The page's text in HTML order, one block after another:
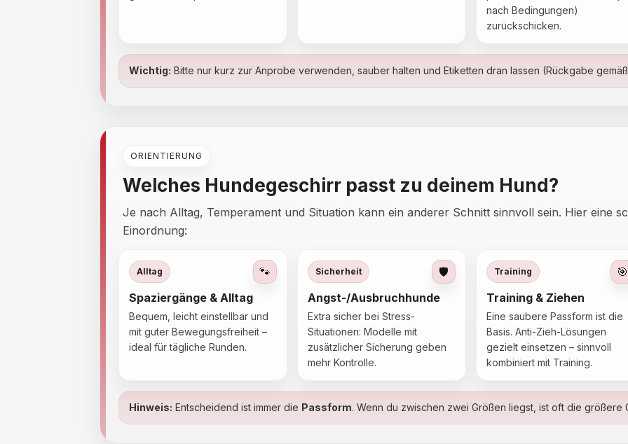
nach Bedingungen)
zurückschicken.
Wichtig: Bitte nur kurz zur Anprobe verwenden, sauber halten und Etiketten dran lassen (Rückgabe
ORIENTIERUNG
Welches Hundegeschirr passt zu deinem Hund?
Je nach Alltag, Temperament und Situation kann ein anderer Schnitt sinnvoll sein. Hier eine
Einordnung:
Alltag
🐾
Spaziergänge & Alltag
Bequem, leicht einstellbar und
mit guter Bewegungsfreiheit –
ideal für tägliche Runden.
Sicherheit
🛡️
Angst-/Ausbruchhunde
Extra sicher bei Stress-
Situationen: Modelle mit
zusätzlicher Sicherung geben
mehr Kontrolle.
Training
🎯
Training & Ziehen
Eine saubere Passform ist die
Basis. Anti-Zieh-Lösungen
gezielt einsetzen – sinnvoll
kombiniert mit Training.
Hinweis: Entscheidend ist immer die Passform. Wenn du zwischen zwei Größen liegst, ist oft die größere